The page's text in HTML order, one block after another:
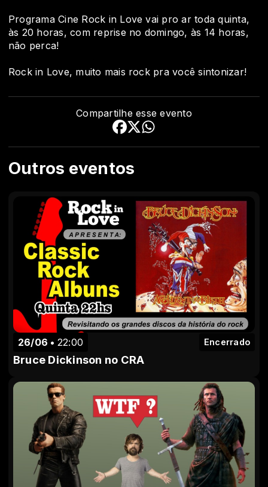
Programa Cine Rock in Love vai pro ar toda quinta,
às 20 horas, com reprise no domingo, às 14 horas,
não perca!
Rock in Love, muito mais rock pra você sintonizar!
Outros eventos
26/06 22:00 Encerrado
Bruce Dickinson no CRA
Compartilhe esse evento